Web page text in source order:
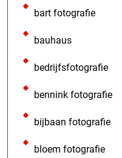
bart fotografie
bauhaus
bedrijfsfotografie
bennink fotografie
bijbaan fotografie
bloem fotografie